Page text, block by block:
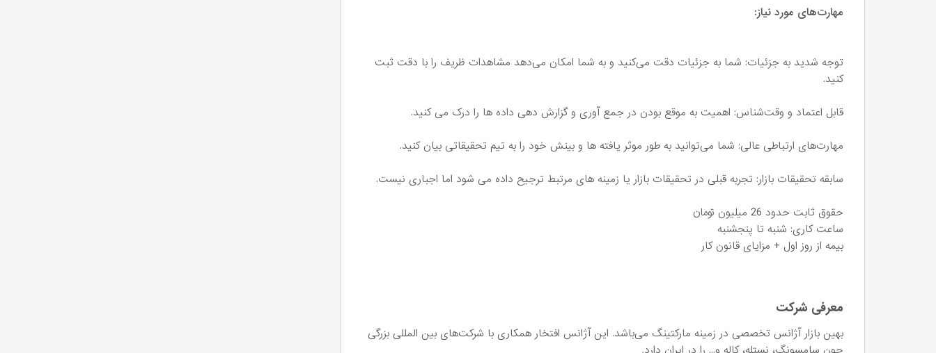
مهارت‌های مورد نیاز:
توجه شدید به جزئیات: شما به جزئیات دقت می‌کنید و به شما امکان می‌دهد مشاهدات ظریف را با دقت ثبت
کنید.
قابل اعتماد و وقت‌شناس: اهمیت به موقع بودن در جمع آوری و گزارش دهی داده ها را درک می کنید.
مهارت‌های ارتباطی عالی: شما می‌توانید به طور موثر یافته ها و بینش خود را به تیم تحقیقاتی بیان کنید.
سابقه تحقیقات بازار: تجربه قبلی در تحقیقات بازار یا زمینه های مرتبط ترجیح داده می شود اما اجباری نیست.
حقوق ثابت حدود 26 میلیون تومان
ساعت کاری: شنبه تا پنجشنبه
بیمه از روز اول + مزایای قانون کار
معرفی شرکت
بهین بازار آژانس تخصصی در زمینه مارکتینگ می‌باشد. این آژانس افتخار همکاری با شرکت‌های بین المللی بزرگی